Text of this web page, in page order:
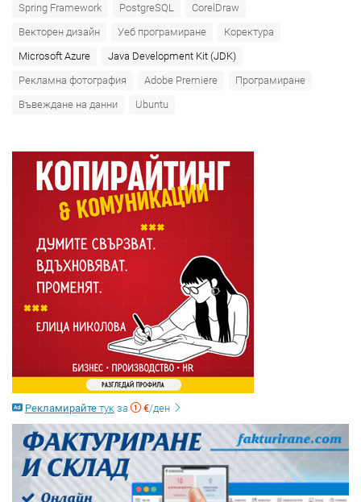
Spring Framework
PostgreSQL
CorelDraw
Векторен дизайн
Уеб програмиране
Коректура
Microsoft Azure‎
Java Development Kit (JDK)
Рекламна фотография
Adobe Premiere
Програмиране
Въвеждане на данни
Ubuntu
Рекламирайте тук за €/ден